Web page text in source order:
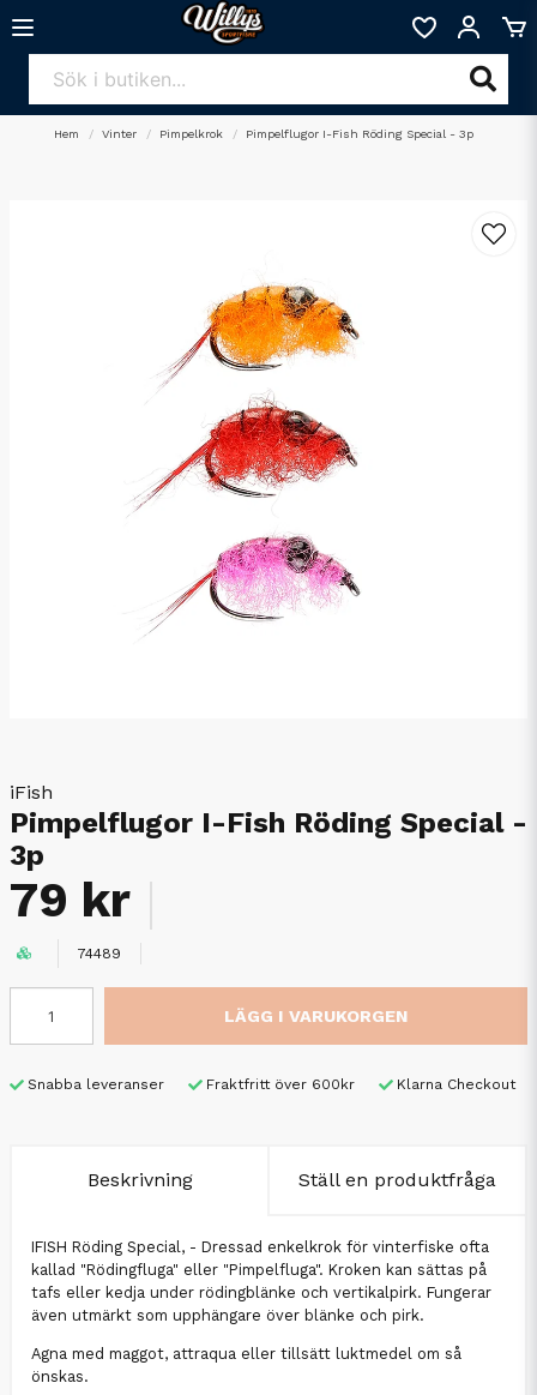
Hem Vinter Pimpelkrok Pimpelflugor I-Fish Röding Special - 3p
iFish
Pimpelflugor I-Fish Röding Special -
3p
79 kr
74489
LÄGG I VARUKORGEN
Snabba leveranser Fraktfritt över 600kr Klarna Checkout
Beskrivning Ställ en produktfråga
IFISH Röding Special, - Dressad enkelkrok för vinterfiske ofta
kallad "Rödingfluga" eller "Pimpelfluga". Kroken kan sättas på
tafs eller kedja under rödingblänke och vertikalpirk. Fungerar
även utmärkt som upphängare över blänke och pirk.
Agna med maggot, attraqua eller tillsätt luktmedel om så
önskas.